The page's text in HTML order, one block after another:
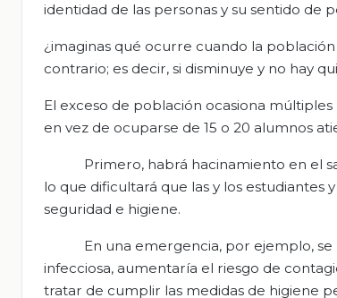
identidad de las personas y su sentido de
¿imaginas qué ocurre cuando la
contrario; es decir, si disminuye y no hay
El exceso de población ocasiona
en vez de ocuparse de 15 o 20 alumnos
Primero, habrá hacinamiento en el
lo que dificultará que las y los
seguridad e higiene.
En una emergencia, por ejemplo,
infecciosa, aumentaría el riesgo de
tratar de cumplir las medidas de higiene